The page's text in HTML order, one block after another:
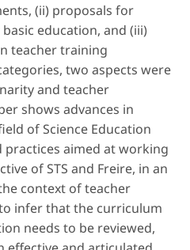
(ii) proposals for
education, and (iii)
teacher training
two aspects were
and teacher
shows advances in
of Science Education
practices aimed at working
of STS and Freire, in an
context of teacher
infer that the curriculum
needs to be reviewed,